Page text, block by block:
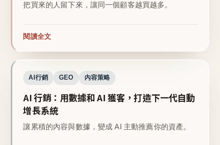
把買來的人留下來，讓同一個顧客越買越多。
閱讀全文
AI行銷 GEO 內容策略
AI 行銷：用數據和 AI 獲客，打造下一代自動
增長系統
讓累積的內容與數據，變成 AI 主動推薦你的資產。